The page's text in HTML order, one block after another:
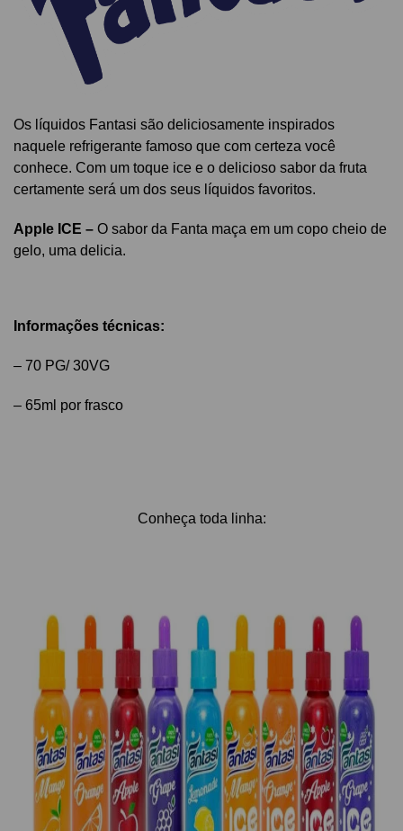
Os líquidos Fantasi são deliciosamente inspirados
naquele refrigerante famoso que com certeza você
conhece. Com um toque ice e o delicioso sabor da fruta
certamente será um dos seus líquidos favoritos.
Apple ICE – O sabor da Fanta maça em um copo cheio de
gelo, uma delicia.
Informações técnicas:
– 70 PG/ 30VG
– 65ml por frasco
Conheça toda linha: